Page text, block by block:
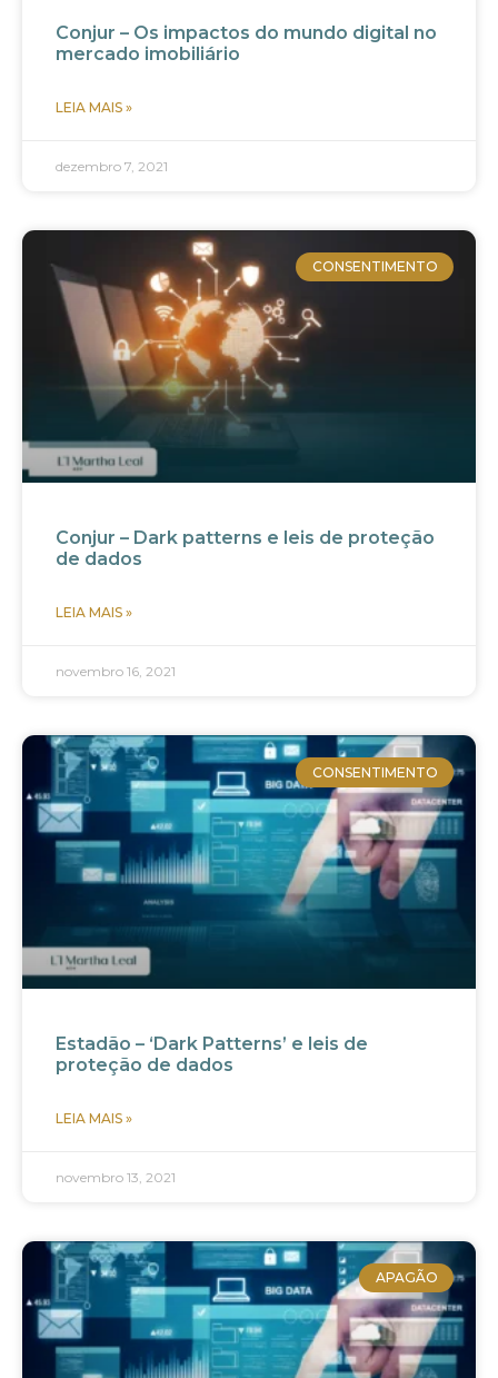
Conjur – Os impactos do mundo digital no
mercado imobiliário
LEIA MAIS »
dezembro 7, 2021
CONSENTIMENTO
Conjur – Dark patterns e leis de proteção
de dados
LEIA MAIS »
novembro 16, 2021
CONSENTIMENTO
Estadão – ‘Dark Patterns’ e leis de
proteção de dados
LEIA MAIS »
novembro 13, 2021
APAGÃO